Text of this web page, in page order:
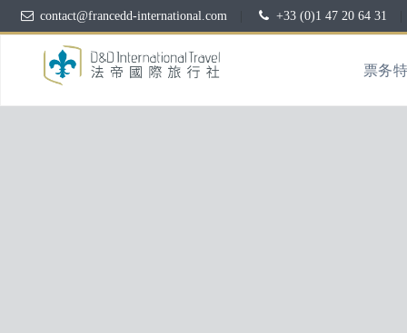
contact@francedd-international.com +33 (0)1 47 20 64 31
票务